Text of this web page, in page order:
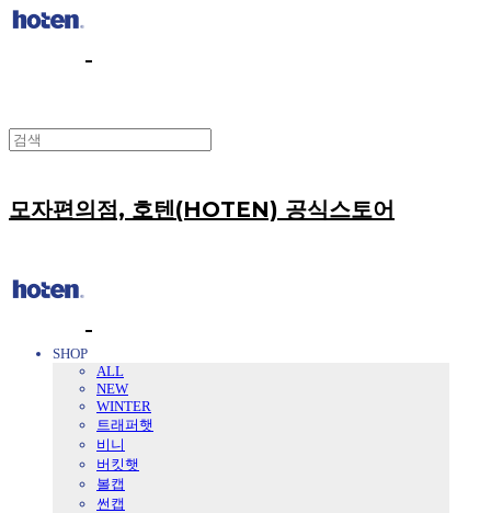
모자편의점, 호텐(HOTEN) 공식스토어
SHOP
ALL
NEW
WINTER
트래퍼햇
비니
버킷햇
볼캡
썬캡